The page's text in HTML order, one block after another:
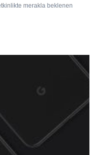
merakla beklenen